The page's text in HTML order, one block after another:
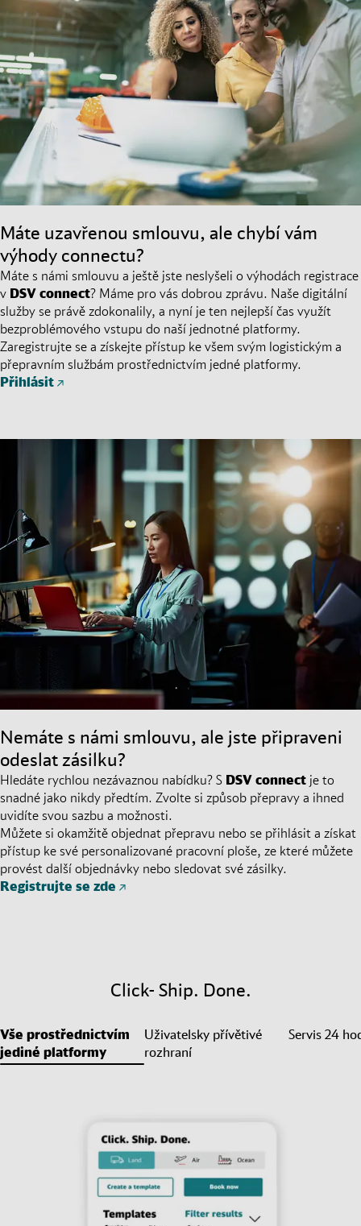
Máte uzavřenou smlouvu, ale chybí vám
výhody connectu?
Máte s námi smlouvu a ještě jste neslyšeli o výhodách registrace
v DSV connect? Máme pro vás dobrou zprávu. Naše digitální
služby se právě zdokonalily, a nyní je ten nejlepší čas využít
bezproblémového vstupu do naší jednotné platformy.
Zaregistrujte se a získejte přístup ke všem svým logistickým a
přepravním službám prostřednictvím jedné platformy.
Přihlásit
Nemáte s námi smlouvu, ale jste připraveni
odeslat zásilku?
Hledáte rychlou nezávaznou nabídku? S DSV connect je to
snadné jako nikdy předtím. Zvolte si způsob přepravy a ihned
uvidíte svou sazbu a možnosti.
Můžete si okamžitě objednat přepravu nebo se přihlásit a získat
přístup ke své personalizované pracovní ploše, ze které můžete
provést další objednávky nebo sledovat své zásilky.
Registrujte se zde
Click- Ship. Done.
Vše prostřednictvím
jediné platformy
Uživatelsky přívětivé
rozhraní
Servis 24